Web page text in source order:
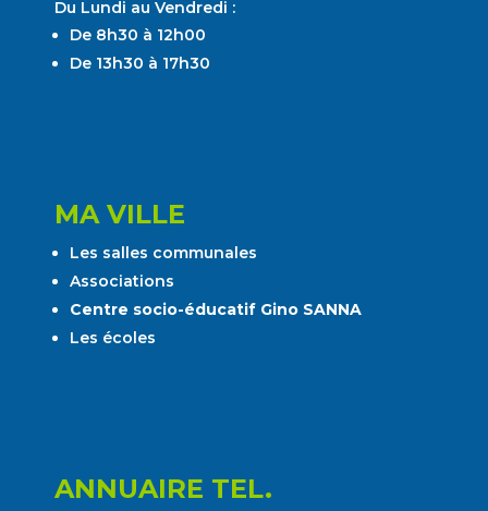
Du Lundi au Vendredi :
De 8h30 à 12h00
De 13h30 à 17h30
MA VILLE
Les salles communales
Associations
Centre socio-éducatif Gino SANNA
Les écoles
ANNUAIRE TEL.